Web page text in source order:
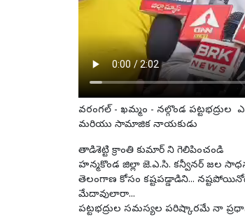
వరంగల్ - ఖమ్మం - నల్గొండ పట్టభద్రుల
మరియు సామాజిక నాయకుడు
తాడిశెట్టి క్రాంతి కుమార్ ని గెలిపించండి
హన్మకొండ జిల్లా జె.ఎ.సి. కన్వీనర్ జల
తెలంగాణ కోసం కష్టపడ్డాడిని...
మేదావులారా...
పట్టభద్రుల సమస్యల పరిష్కారమే నా